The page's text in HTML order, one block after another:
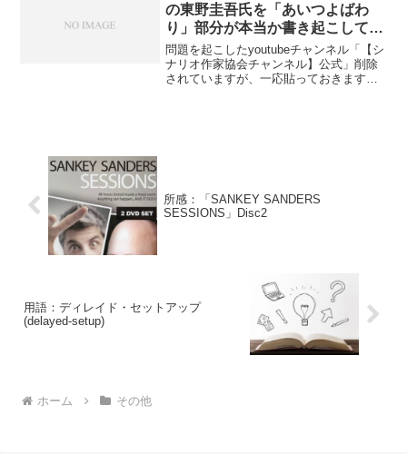
の東野圭吾氏を「あいつよばわ
り」部分が本当か書き起こしてみ
た
問題を起こしたyoutubeチャンネル「【シ
ナリオ作家協会チャンネル】公式」削除
されていますが、一応貼っておきます
所感：「SANKEY SANDERS
SESSIONS」Disc2
用語：ディレイド・セットアップ
(delayed-setup)
ホーム その他